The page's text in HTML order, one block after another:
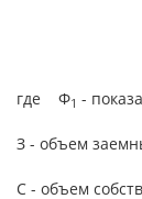
где Ф1 -
З - объем
С - объем